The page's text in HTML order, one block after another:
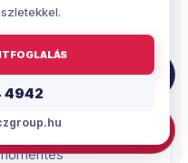
4942
belvárosában:
és a
rémálma a parkolás
4942